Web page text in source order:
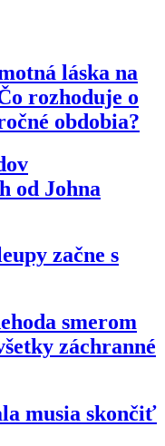
láska na
rozhoduje o
obdobia?
od Johna
začne s
smerom
záchranné
musia skončiť